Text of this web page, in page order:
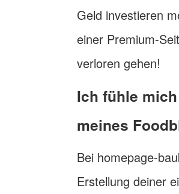
Geld investieren
einer Premium-
verloren gehen!
Ich fühle
meines
Bei homepage-
Erstellung deiner